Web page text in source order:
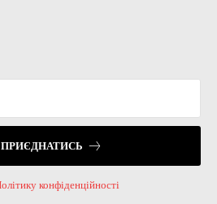
конфіденційності